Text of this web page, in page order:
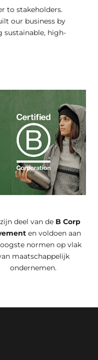
to stakeholders.
our business by
sustainable, high-
deel van de B Corp
en voldoen aan
normen op vlak
maatschappelijk
ondernemen.